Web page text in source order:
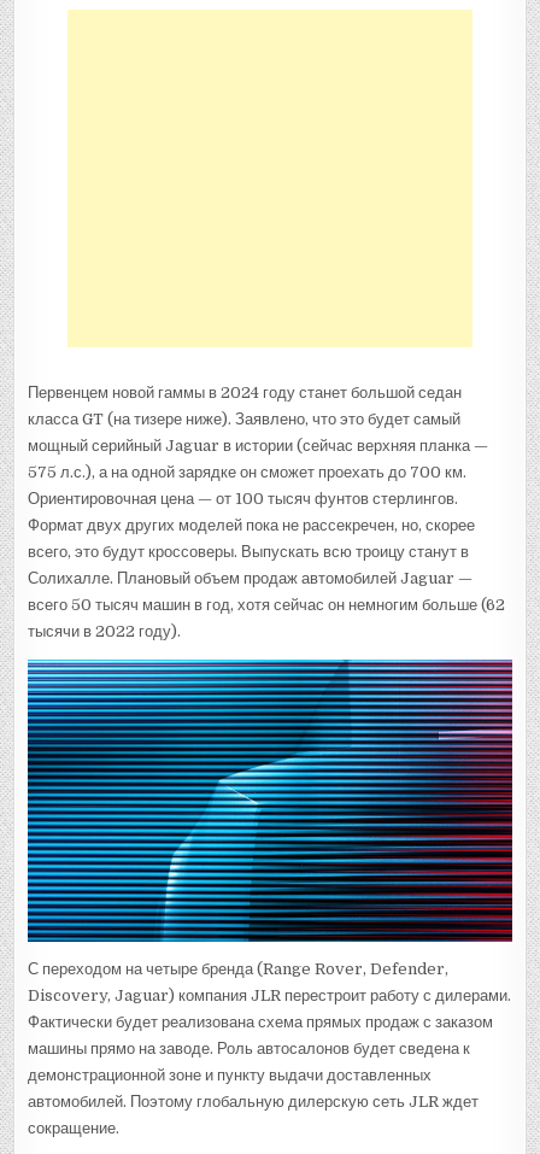
Первенцем новой гаммы в 2024 году станет большой седан
класса GT (на тизере ниже). Заявлено, что это будет самый
мощный серийный Jaguar в истории (сейчас верхняя планка —
575 л.с.), а на одной зарядке он сможет проехать до 700 км.
Ориентировочная цена — от 100 тысяч фунтов стерлингов.
Формат двух других моделей пока не рассекречен, но, скорее
всего, это будут кроссоверы. Выпускать всю троицу станут в
Солихалле. Плановый объем продаж автомобилей Jaguar —
всего 50 тысяч машин в год, хотя сейчас он немногим больше (62
тысячи в 2022 году).
С переходом на четыре бренда (Range Rover, Defender,
Discovery, Jaguar) компания JLR перестроит работу с дилерами.
Фактически будет реализована схема прямых продаж с заказом
машины прямо на заводе. Роль автосалонов будет сведена к
демонстрационной зоне и пункту выдачи доставленных
автомобилей. Поэтому глобальную дилерскую сеть JLR ждет
сокращение.